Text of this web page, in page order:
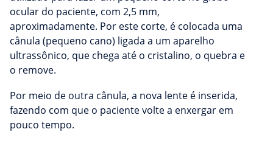
ocular do paciente, com 2,5 mm,
aproximadamente. Por este corte, é colocada uma
cânula (pequeno cano) ligada a um aparelho
ultrassônico, que chega até o cristalino, o quebra e
o remove.
Por meio de outra cânula, a nova lente é inserida,
fazendo com que o paciente volte a enxergar em
pouco tempo.